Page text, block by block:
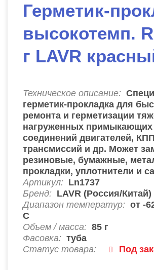
Герметик-
высокотемп.
г LAVR
Техническое описание:
герметик-прокладка для
ремонта и герметизации
нагруженных примыкающих
соединений двигателей,
трансмиссий и др. Может
резиновые, бумажные,
прокладки, уплотнители и
Артикул: Ln1737
Бренд: LAVR (Россия/Китай)
Диапазон температур: от -
С
Объем / масса: 85 г
Фасовка: туба
Статус товара:
Под